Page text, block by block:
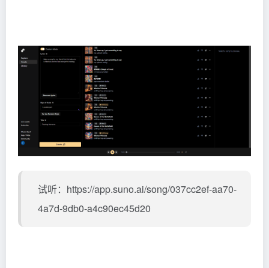
试听：https://app.suno.ai/song/037cc2ef-aa70-
4a7d-9db0-a4c90ec45d20